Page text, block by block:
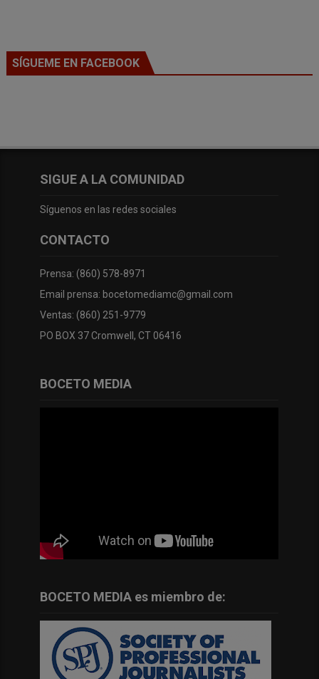
SÍGUEME EN FACEBOOK
SIGUE A LA COMUNIDAD
Síguenos en las redes sociales
CONTACTO
Prensa: (860) 578-8971
Email prensa: bocetomediamc@gmail.com
Ventas: (860) 251-9779
PO BOX 37 Cromwell, CT 06416
BOCETO MEDIA
BOCETO MEDIA es miembro de: